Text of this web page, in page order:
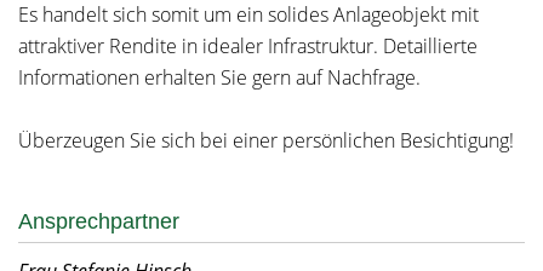
Es handelt sich somit um ein solides Anlageobjekt mit
attraktiver Rendite in idealer Infrastruktur. Detaillierte
Informationen erhalten Sie gern auf Nachfrage.
Überzeugen Sie sich bei einer persönlichen Besichtigung!
Ansprechpartner